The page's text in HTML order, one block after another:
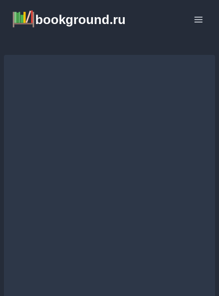
содержимому
bookground.ru